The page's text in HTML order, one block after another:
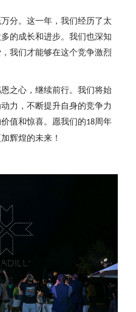
分。这一年，我们经历了太
的成长和进步。我们也深知
我们才能够在这个竞争激烈
之心，继续前行。我们将始
力，不断提升自身的竞争力
值和惊喜。愿我们的18周年
辉煌的未来！